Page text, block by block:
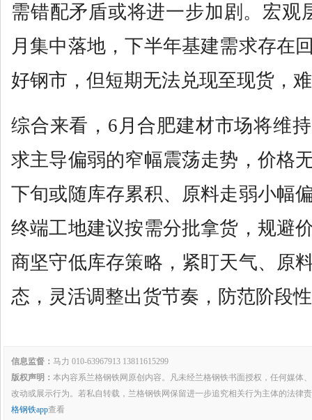
需错配矛盾或将进一步加剧。宏观
月集中落地，下半年基建需求存在
好钢市，但短期无法兑现至现货，
综合来看，6月合肥建材市场将维
求主导偏弱的窄幅震荡走势，价格
下旬或随库存累积、原料走弱小幅
终端工地建议按需分批拿货，规避
商坚守低库存策略，紧盯天气、原
态，灵活调整出货节奏，防范阶段
信息监督： 马力 010-63967913 13811615299
版权声明： 本内容系兰格钢铁网原创内容。凡未经兰格钢铁书面授权，任何媒体
改动或展示行为。若私自转载，兰格钢铁网保留进一步追究相关行为主体的法律
格钢铁app查看